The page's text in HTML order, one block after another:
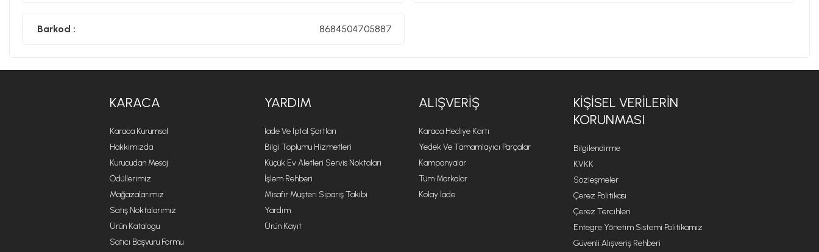
Barkod : 8684504705887
KARACA
Karaca Kurumsal
Hakkımızda
Kurucudan Mesaj
Ödüllerimiz
Mağazalarımız
Satış Noktalarımız
Ürün Katalogu
Satıcı Başvuru Formu
YARDIM
İade Ve İptal Şartları
Bilgi Toplumu Hizmetleri
Küçük Ev Aletleri Servis Noktaları
İşlem Rehberi
Misafir Müşteri Sipariş Takibi
Yardım
Ürün Kayıt
ALIŞVERIŞ
Karaca Hediye Kartı
Yedek Ve Tamamlayıcı Parçalar
Kampanyalar
Tüm Markalar
Kolay İade
KIŞISEL VERILERIN
KORUNMASI
Bilgilendirme
KVKK
Sözleşmeler
Çerez Politikası
Çerez Tercihleri
Entegre Yönetim Sistemi Politikamız
Güvenli Alışveriş Rehberi